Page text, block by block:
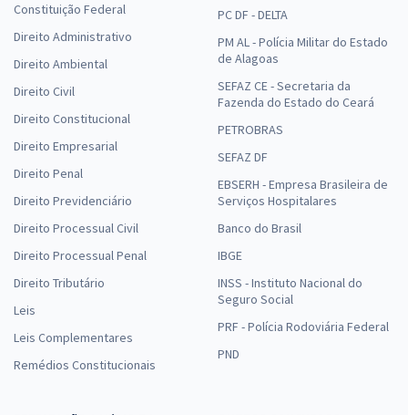
Constituição Federal
Direito Administrativo
Direito Ambiental
Direito Civil
Direito Constitucional
Direito Empresarial
Direito Penal
Direito Previdenciário
Direito Processual Civil
Direito Processual Penal
Direito Tributário
Leis
Leis Complementares
Remédios Constitucionais
PC DF - DELTA
PM AL - Polícia Militar do Estado
de Alagoas
SEFAZ CE - Secretaria da
Fazenda do Estado do Ceará
PETROBRAS
SEFAZ DF
EBSERH - Empresa Brasileira de
Serviços Hospitalares
Banco do Brasil
IBGE
INSS - Instituto Nacional do
Seguro Social
PRF - Polícia Rodoviária Federal
PND